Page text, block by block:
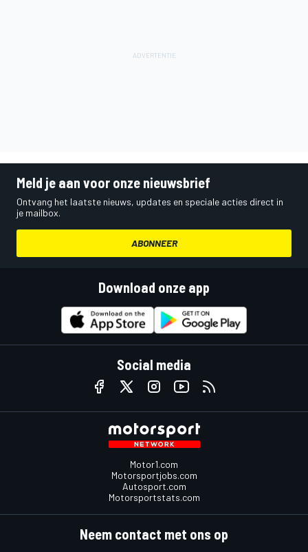
Meld je aan voor onze nieuwsbrief
Ontvang het laatste nieuws, updates en speciale acties direct in
je mailbox.
ABONNEER
Download onze app
Social media
Motor1.com
Motorsportjobs.com
Autosport.com
Motorsportstats.com
Neem contact met ons op